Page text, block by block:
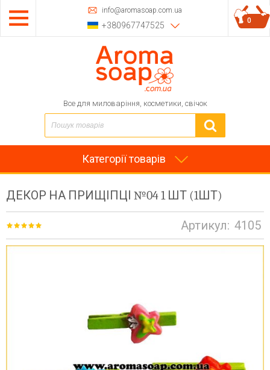
info@aromasoap.com.ua
+380967747525
Все для миловаріння, косметики, свічок
0
Категорії товарів
ДЕКОР НА ПРИЩІПЦІ №04 1 ШТ (1ШТ)
Артикул: 4105